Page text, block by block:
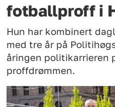
fotballproff i
Hun har kombinert
med tre år på
åringen politikarrieren
proffdrømmen.